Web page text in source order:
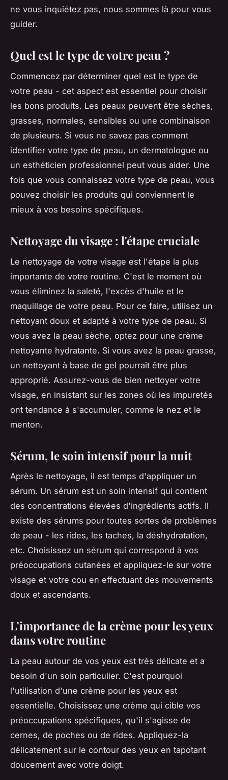
ne vous inquiétez pas, nous sommes là pour vous
guider.
Quel est le type de votre peau ?
Commencez par déterminer quel est le type de
votre peau - cet aspect est essentiel pour choisir
les bons produits. Les peaux peuvent être sèches,
grasses, normales, sensibles ou une combinaison
de plusieurs. Si vous ne savez pas comment
identifier votre type de peau, un dermatologue ou
un esthéticien professionnel peut vous aider. Une
fois que vous connaissez votre type de peau, vous
pouvez choisir les produits qui conviennent le
mieux à vos besoins spécifiques.
Nettoyage du visage : l'étape cruciale
Le nettoyage de votre visage est l'étape la plus
importante de votre routine. C'est le moment où
vous éliminez la saleté, l'excès d'huile et le
maquillage de votre peau. Pour ce faire, utilisez un
nettoyant doux et adapté à votre type de peau. Si
vous avez la peau sèche, optez pour une crème
nettoyante hydratante. Si vous avez la peau grasse,
un nettoyant à base de gel pourrait être plus
approprié. Assurez-vous de bien nettoyer votre
visage, en insistant sur les zones où les impuretés
ont tendance à s'accumuler, comme le nez et le
menton.
Sérum, le soin intensif pour la nuit
Après le nettoyage, il est temps d'appliquer un
sérum. Un sérum est un soin intensif qui contient
des concentrations élevées d'ingrédients actifs. Il
existe des sérums pour toutes sortes de problèmes
de peau - les rides, les taches, la déshydratation,
etc. Choisissez un sérum qui correspond à vos
préoccupations cutanées et appliquez-le sur votre
visage et votre cou en effectuant des mouvements
doux et ascendants.
L'importance de la crème pour les yeux
dans votre routine
La peau autour de vos yeux est très délicate et a
besoin d'un soin particulier. C'est pourquoi
l'utilisation d'une crème pour les yeux est
essentielle. Choisissez une crème qui cible vos
préoccupations spécifiques, qu'il s'agisse de
cernes, de poches ou de rides. Appliquez-la
délicatement sur le contour des yeux en tapotant
doucement avec votre doigt.